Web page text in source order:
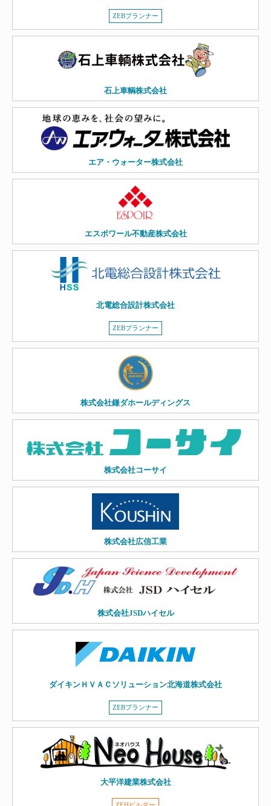
ZEBプランナー
石上車輌株式会社
エア・ウォーター株式会社
エスポワール不動産株式会社
北電総合設計株式会社
ZEBプランナー
株式会社鎌ダホールディングス
株式会社コーサイ
株式会社広信工業
株式会社JSDハイセル
ダイキンＨＶＡＣソリューション北海道株式会社
ZEBプランナー
大平洋建業株式会社